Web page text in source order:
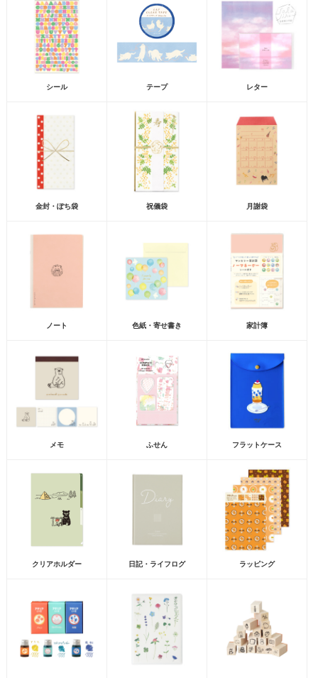
シール テープ レター
金封・ぽち袋 祝儀袋 月謝袋
ノート 色紙・寄せ書き 家計簿
メモ ふせん フラットケース
クリアホルダー 日記・ライフログ ラッピング